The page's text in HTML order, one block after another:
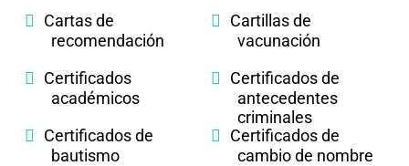
Cartas de
recomendación
Cartillas de
vacunación
Certificados
académicos
Certificados de
antecedentes
criminales
Certificados de
bautismo
Certificados de
cambio de nombre